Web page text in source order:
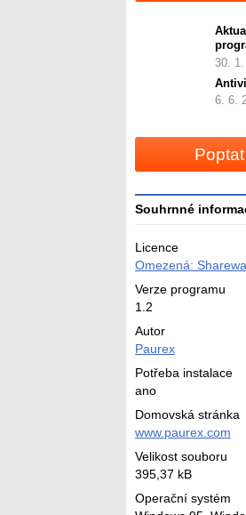
30.
6. 6.
Souhrnné
Licence
Omezená:
Verze programu
1.2
Autor
Paurex
Potřeba instalace
ano
Domovská stránka
www.paurex.com
Velikost souboru
395,37 kB
Operační systém